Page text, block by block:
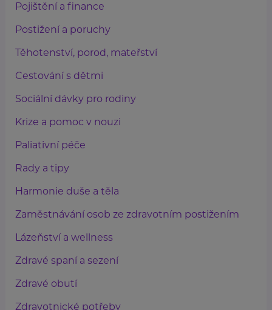
Pojištění a finance
Postižení a poruchy
Těhotenství, porod, mateřství
Cestování s dětmi
Sociální dávky pro rodiny
Krize a pomoc v nouzi
Paliativní péče
Rady a tipy
Harmonie duše a těla
Zaměstnávání osob ze zdravotním postižením
Lázeňství a wellness
Zdravé spaní a sezení
Zdravé obutí
Zdravotnické potřeby